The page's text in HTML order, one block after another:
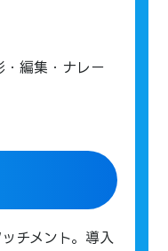
・編集・ナレー
チメント。導入